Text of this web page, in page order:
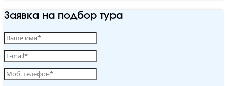
Заявка на подбор тура